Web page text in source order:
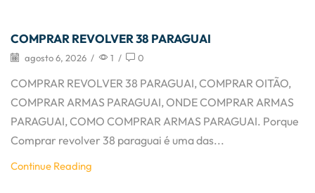
COMPRAR REVOLVER 38 PARAGUAI
agosto 6, 2026 / 1 / 0
COMPRAR REVOLVER 38 PARAGUAI, COMPRAR OITÃO,
COMPRAR ARMAS PARAGUAI, ONDE COMPRAR ARMAS
PARAGUAI, COMO COMPRAR ARMAS PARAGUAI. Porque
Comprar revolver 38 paraguai é uma das...
Continue Reading